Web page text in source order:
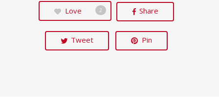
Love 2 Share
Tweet Pin